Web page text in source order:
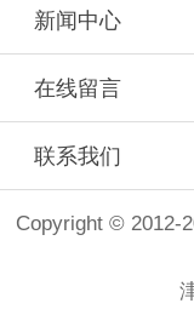
新闻中心
在线留言
联系我们
Copyright © 2012-